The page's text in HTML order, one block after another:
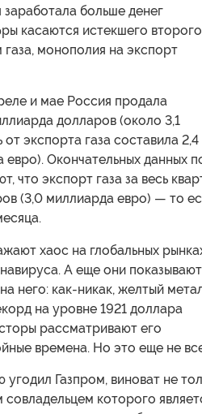
больше денег
касаются истекшего второго
монополия на экспорт
и мае Россия продала
долларов (около 3,1
экспорта газа составила 2,4
Окончательных данных
что экспорт газа за весь
(3,0 миллиарда евро) — то
хаос на глобальных
А еще они показывают
него: как-никак, желтый
на уровне 1921 доллара
рассматривают его
времена. Но это еще не
Газпром, виноват не
совладельцем которого